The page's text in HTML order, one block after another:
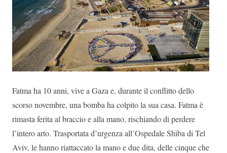
Fatma ha 10 anni, vive a Gaza e, durante il conflitto dello
scorso novembre, una bomba ha colpito la sua casa. Fatma è
rimasta ferita al braccio e alla mano, rischiando di perdere
l’intero arto. Trasportata d’urgenza all’Ospedale Shiba di Tel
Aviv, le hanno riattaccato la mano e due dita, delle cinque che